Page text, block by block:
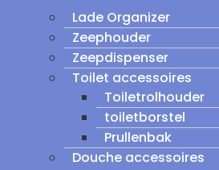
Lade Organizer
Zeephouder
Zeepdispenser
Toilet accessoires
Toiletrolhouder
toiletborstel
Prullenbak
Douche accessoires